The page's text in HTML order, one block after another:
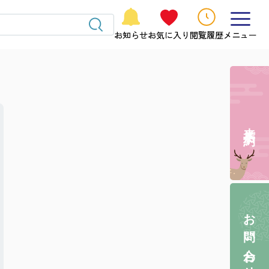
お知らせお気に入り 閲覧履歴メニュー
お問い合わせ